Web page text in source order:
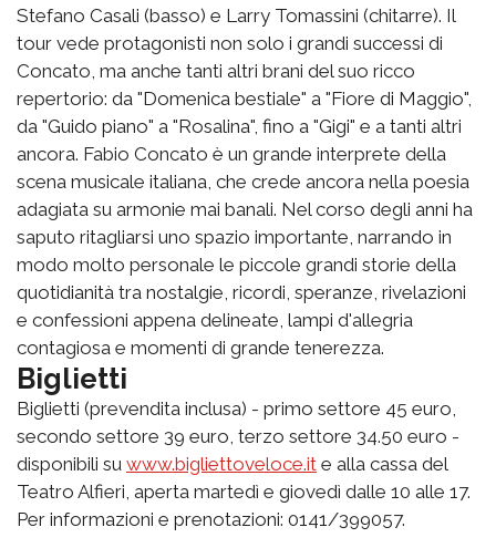
Stefano Casali (basso) e Larry Tomassini (chitarre). Il
tour vede protagonisti non solo i grandi successi di
Concato, ma anche tanti altri brani del suo ricco
repertorio: da "Domenica bestiale" a "Fiore di Maggio",
da "Guido piano" a "Rosalina", fino a "Gigi" e a tanti altri
ancora. Fabio Concato è un grande interprete della
scena musicale italiana, che crede ancora nella poesia
adagiata su armonie mai banali. Nel corso degli anni ha
saputo ritagliarsi uno spazio importante, narrando in
modo molto personale le piccole grandi storie della
quotidianità tra nostalgie, ricordi, speranze, rivelazioni
e confessioni appena delineate, lampi d'allegria
contagiosa e momenti di grande tenerezza.
Biglietti
Biglietti (prevendita inclusa) - primo settore 45 euro,
secondo settore 39 euro, terzo settore 34.50 euro -
disponibili su www.bigliettoveloce.it e alla cassa del
Teatro Alfieri, aperta martedì e giovedì dalle 10 alle 17.
Per informazioni e prenotazioni: 0141/399057.